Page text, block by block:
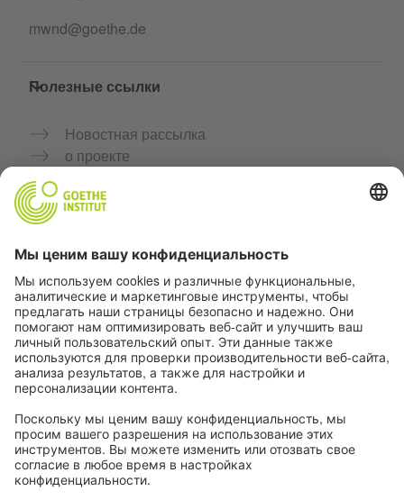
mwnd@goethe.de
Полезные ссылки
Новостная рассылка
о проекте
Сообщество «Немецкий язык для тебя»
Практикуйте немецкий бесплатно
Курсы немецкого языка от Goethe-Institut
Портал для преподавателей «Deutschstunde»
Конфиденциальность и доступность
Настройки конфиденциальности